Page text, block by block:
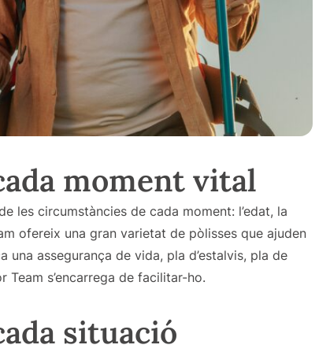
moment vital
les circumstàncies de cada moment: l’edat, la
ofereix una gran varietat de pòlisses que ajuden
assegurança de vida, pla d’estalvis, pla de
s’encarrega de facilitar-ho.
situació